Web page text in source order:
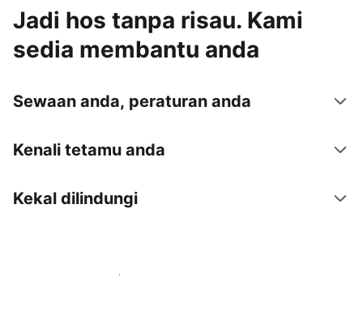
Jadi hos tanpa risau. Kami
sedia membantu anda
Sewaan anda, peraturan anda
Kenali tetamu anda
Kekal dilindungi
Jadi hos bersama kami hari ini